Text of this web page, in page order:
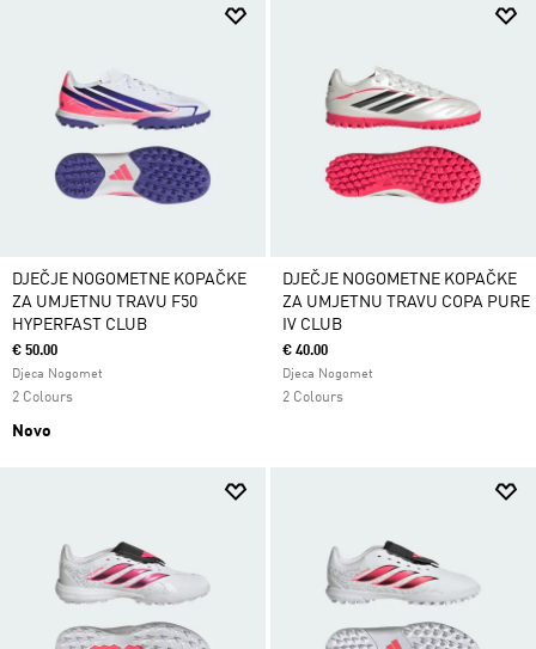
DJEČJE NOGOMETNE KOPAČKE
ZA UMJETNU TRAVU F50
HYPERFAST CLUB
€ 50.00
Djeca Nogomet
2 Colours
Novo
DJEČJE NOGOMETNE KOPAČKE
ZA UMJETNU TRAVU COPA PURE
IV CLUB
€ 40.00
Djeca Nogomet
2 Colours